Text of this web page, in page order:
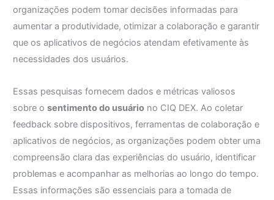
organizações podem tomar decisões informadas para
aumentar a produtividade, otimizar a colaboração e garantir
que os aplicativos de negócios atendam efetivamente às
necessidades dos usuários.
Essas pesquisas fornecem dados e métricas valiosos
sobre o sentimento do usuáriono CIQ DEX. Ao coletar
feedback sobre dispositivos, ferramentas de colaboração e
aplicativos de negócios, as organizações podem obter uma
compreensão clara das experiências do usuário, identificar
problemas e acompanhar as melhorias ao longo do tempo.
Essas informações são essenciais para a tomada de